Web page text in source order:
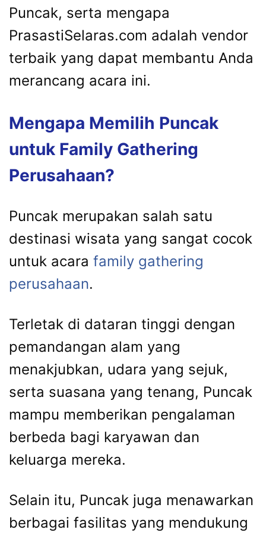
Puncak, serta mengapa
PrasastiSelaras.com adalah vendor
terbaik yang dapat membantu Anda
merancang acara ini.
Mengapa Memilih Puncak
untuk Family Gathering
Perusahaan?
Puncak merupakan salah satu
destinasi wisata yang sangat cocok
untuk acara family gathering
perusahaan.
Terletak di dataran tinggi dengan
pemandangan alam yang
menakjubkan, udara yang sejuk,
serta suasana yang tenang, Puncak
mampu memberikan pengalaman
berbeda bagi karyawan dan
keluarga mereka.
Selain itu, Puncak juga menawarkan
berbagai fasilitas yang mendukung